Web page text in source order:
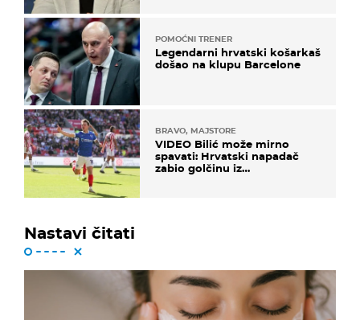
POMOĆNI TRENER
Legendarni hrvatski košarkaš
došao na klupu Barcelone
BRAVO, MAJSTORE
VIDEO Bilić može mirno
spavati: Hrvatski napadač
zabio golčinu iz
Nastavi čitati